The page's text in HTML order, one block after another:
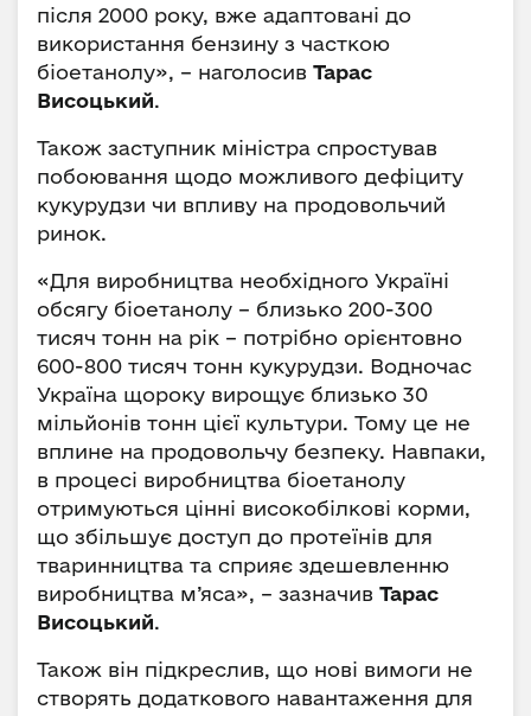
після 2000 року, вже адаптовані до
використання бензину з часткою
біоетанолу», – наголосив Тарас
Висоцький.
Також заступник міністра спростував
побоювання щодо можливого дефіциту
кукурудзи чи впливу на продовольчий
ринок.
«Для виробництва необхідного Україні
обсягу біоетанолу – близько 200-300
тисяч тонн на рік – потрібно орієнтовно
600-800 тисяч тонн кукурудзи. Водночас
Україна щороку вирощує близько 30
мільйонів тонн цієї культури. Тому це не
вплине на продовольчу безпеку. Навпаки,
в процесі виробництва біоетанолу
отримуються цінні високобілкові корми,
що збільшує доступ до протеїнів для
тваринництва та сприяє здешевленню
виробництва м’яса», – зазначив Тарас
Висоцький.
Також він підкреслив, що нові вимоги не
створять додаткового навантаження для